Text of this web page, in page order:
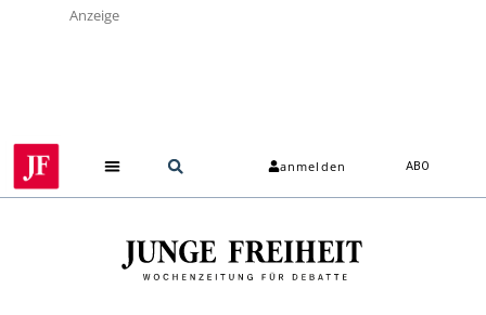
Anzeige
anmelden ABO